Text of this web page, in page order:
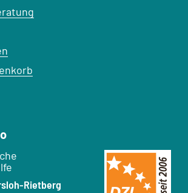
Rietberg